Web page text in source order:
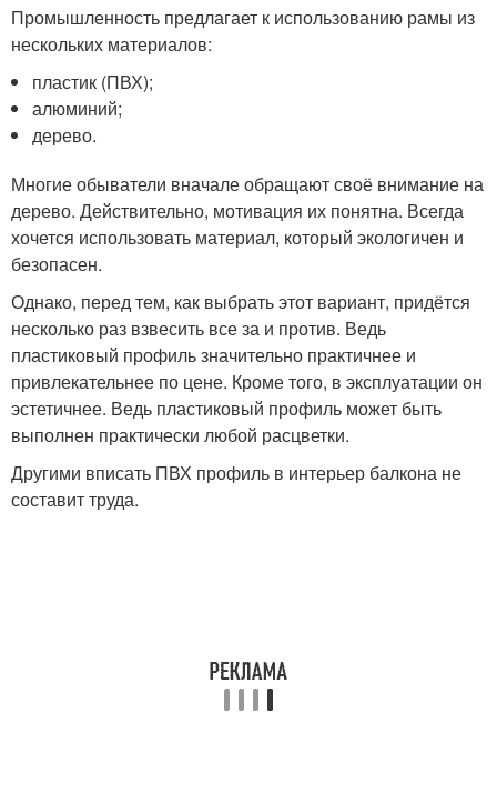
Промышленность предлагает к использованию рамы из
нескольких материалов:
пластик (ПВХ);
алюминий;
дерево.
Многие обыватели вначале обращают своё внимание на
дерево. Действительно, мотивация их понятна. Всегда
хочется использовать материал, который экологичен и
безопасен.
Однако, перед тем, как выбрать этот вариант, придётся
несколько раз взвесить все за и против. Ведь
пластиковый профиль значительно практичнее и
привлекательнее по цене. Кроме того, в эксплуатации он
эстетичнее. Ведь пластиковый профиль может быть
выполнен практически любой расцветки.
Другими вписать ПВХ профиль в интерьер балкона не
составит труда.